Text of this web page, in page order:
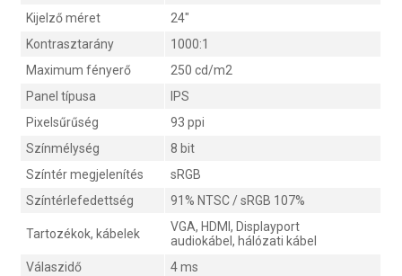
Kijelző méret
24"
Kontrasztarány
1000:1
Maximum fényerő
250 cd/m2
Panel típusa
IPS
Pixelsűrűség
93 ppi
Színmélység
8 bit
Színtér megjelenítés
sRGB
Színtérlefedettség
91% NTSC / sRGB 107%
Tartozékok, kábelek
VGA, HDMI, Displayport
audiokábel, hálózati kábel
Válaszidő
4 ms